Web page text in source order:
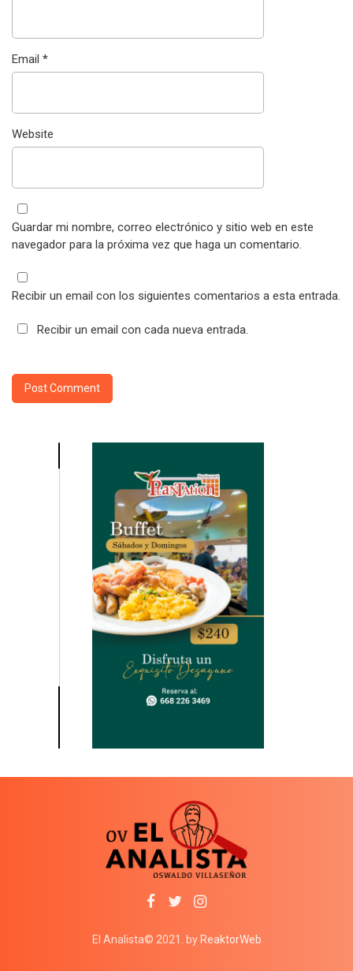
Email *
Website
Guardar mi nombre, correo electrónico y sitio web en este
navegador para la próxima vez que haga un comentario.
Recibir un email con los siguientes comentarios a esta entrada.
Recibir un email con cada nueva entrada.
El Analista© 2021. by ReaktorWeb